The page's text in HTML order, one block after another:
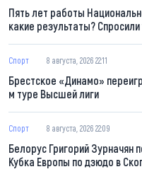
Пять лет работы
какие результаты?
Спорт 8 августа, 2026 22:11
Брестское «Динамо»
м туре Высшей лиги
Спорт 8 августа, 2026 22:09
Белорус Григорий Зурначян
Кубка Европы по дзюдо в